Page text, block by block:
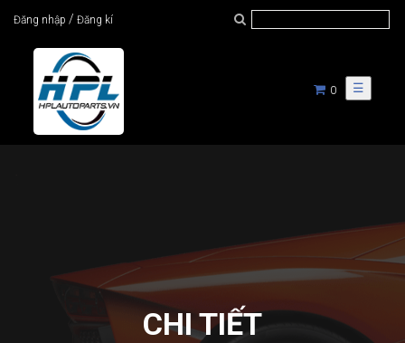
Đăng nhập / Đăng kí
☰
0
CHI TIẾT